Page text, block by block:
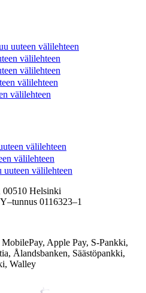
uuteen välilehteen
välilehteen
välilehteen
välilehteen
välilehteen
välilehteen
välilehteen
uuteen välilehteen
00510 Helsinki
Y–tunnus 0116323–1
Apple Pay, S-Pankki,
Ålandsbanken, Säästöpankki,
Walley